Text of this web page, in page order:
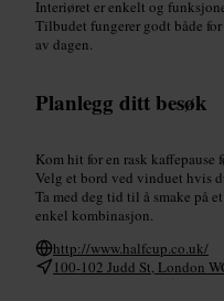
Interiøret er enkelt og
Tilbudet fungerer godt både
av dagen.
Planlegg ditt besøk
Kom hit for en rask kaffepause
Velg et bord ved vinduet hvis
Ta med deg tid til å smake på
enkel kombinasjon.
http://www.halfcup.co.uk/
100-102 Judd St, London